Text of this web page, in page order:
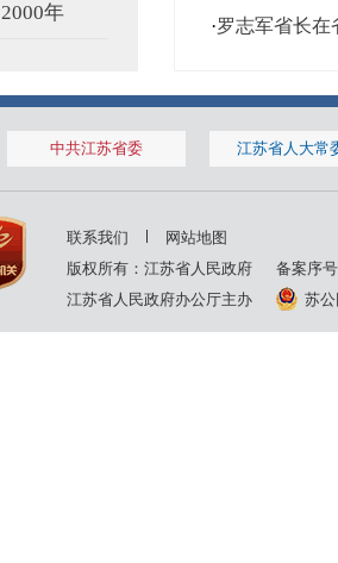
2000年
·罗志军省长在
中共江苏省委 江苏省人大常
联系我们
网站地图
版权所有：江苏省人民政府
备案序
江苏省人民政府办公厅主办
苏